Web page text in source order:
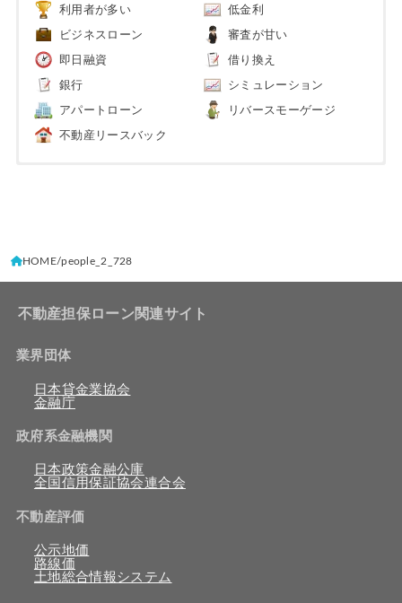
利用者が多い 低金利
ビジネスローン 審査が甘い
即日融資 借り換え
銀行 シミュレーション
アパートローン リバースモーゲージ
不動産リースバック
HOME people_2_728
不動産担保ローン関連サイト
業界団体
日本貸金業協会
金融庁
政府系金融機関
日本政策金融公庫
全国信用保証協会連合会
不動産評価
公示地価
路線価
土地総合情報システム